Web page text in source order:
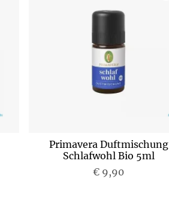
Primavera Duftmischung
Schlafwohl Bio 5ml
€ 9,90
P